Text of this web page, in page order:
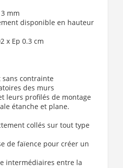
mm
disponible en hauteur
x Ep 0.3 cm
contrainte
des murs
leurs profilés de montage
étanche et plane.
collés sur tout type
de faïence pour créer un
intermédiaires entre la